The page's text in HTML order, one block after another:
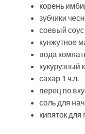
корень
зубчики
соевый соус
кунжутное
вода
кукурузный
сахар 1 ч.л.
перец по
соль для
кипяток